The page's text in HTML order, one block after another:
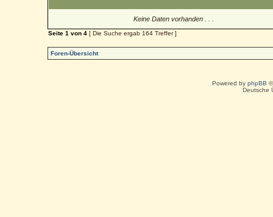
Keine Daten vorhanden . . .
Seite1 von4 [ Die Suche ergab 164 Treffer ]
Foren-Übersicht
Powered by phpBB
Deutsche